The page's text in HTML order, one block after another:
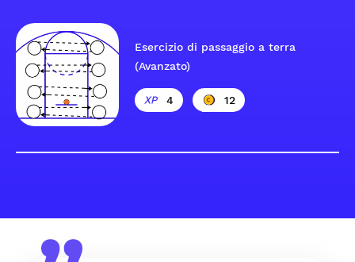
Esercizio di passaggio a terra
(Avanzato)
4 12